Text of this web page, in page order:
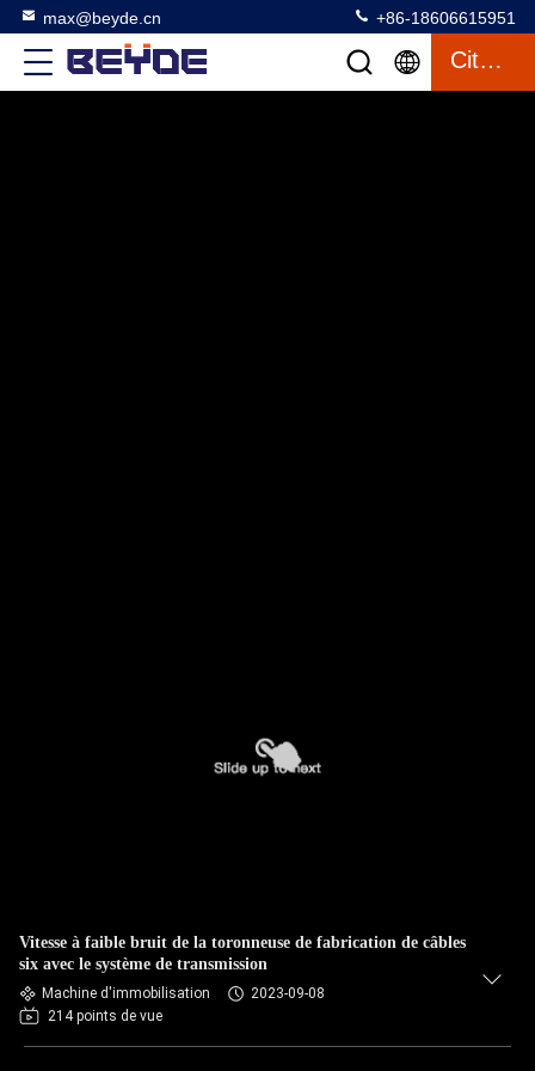
max@beyde.cn +86-18606615951
Citation
Vitesse à faible bruit de la toronneuse de fabrication de câbles
six avec le système de transmission
Machine d'immobilisation
2023-09-08
214 points de vue